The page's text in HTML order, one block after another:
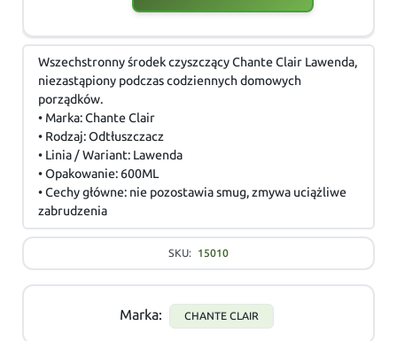
Wszechstronny środek czyszczący Chante Clair Lawenda,
niezastąpiony podczas codziennych domowych
porządków.
• Marka: Chante Clair
• Rodzaj: Odtłuszczacz
• Linia / Wariant: Lawenda
• Opakowanie: 600ML
• Cechy główne: nie pozostawia smug, zmywa uciążliwe
zabrudzenia
SKU: 15010
Marka: CHANTE CLAIR